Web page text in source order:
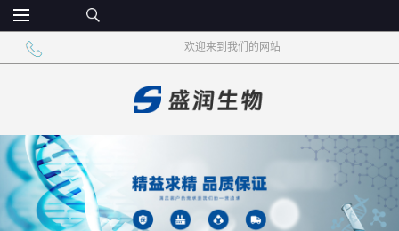
欢迎来到我们的网站